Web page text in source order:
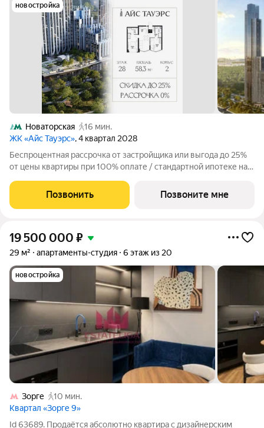
новостройка
Новаторская
16 мин.
ЖК «Айс Тауэрс», 4 квартал 2028
Беспроцентная рассрочка от застройщика или выгода до 25%
от цены квартиры при 100% оплате / стандартной ипотеке на
на 28 этаже, 58.3 кв.м, в премиальном жилом комплексе «Айс
Тауэрс» (ЗАО
Позвонить Позвоните мне
19 500 000 ₽
29 м² апартаменты-студия 6 этаж из 20
новостройка
Зорге
10 мин.
Квартал «Зорге 9»
Id 63689. Продаётся абсолютно квартира с дизайнерским